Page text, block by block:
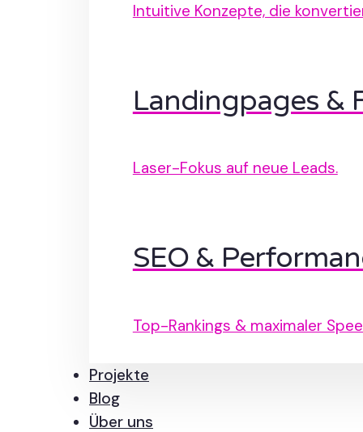
Intuitive Konzepte, die
Landingpages &
Laser-Fokus auf neue Leads.
SEO &
Top-Rankings & maximaler
Projekte
Blog
Über uns